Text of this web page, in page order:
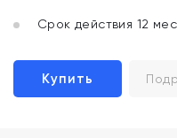
Срок действия 12
Купить